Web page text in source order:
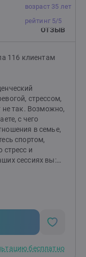
возраст 35 лет
рейтинг 5/5
ОТЗЫВ
116 клиентам
стрессом,
не так. Возможно,
с чего
в семье,
спортом,
стресс и
сессиях вы:
и
перестанете
решения. Мой
с выгоранием и
зато научу, как
бесплатно